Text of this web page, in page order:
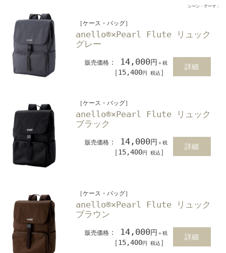
シーン・テーマ：
［ケース・バッグ］
anello®×Pearl Flute リュック
グレー
販売価格 ： 14,000円 ＋税
［15,400円 税込 ］
詳細
［ケース・バッグ］
anello®×Pearl Flute リュック
ブラック
販売価格 ： 14,000円 ＋税
［15,400円 税込 ］
詳細
［ケース・バッグ］
anello®×Pearl Flute リュック
ブラウン
販売価格 ： 14,000円 ＋税
［15,400円 税込 ］
詳細